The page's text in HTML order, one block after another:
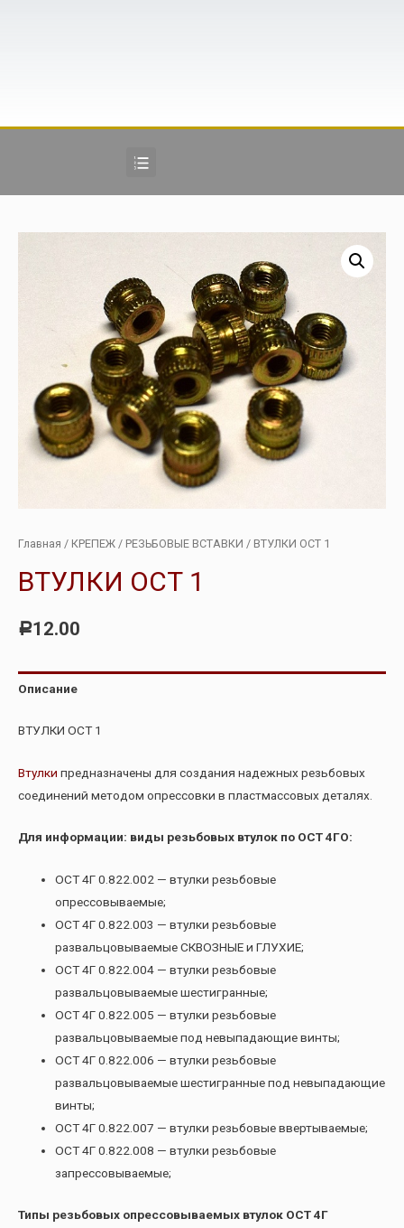
Главная / КРЕПЕЖ / РЕЗЬБОВЫЕ ВСТАВКИ / ВТУЛКИ ОСТ 1
ВТУЛКИ ОСТ 1
Р12.00
Описание
ВТУЛКИ ОСТ 1
Втулки предназначены для создания надежных резьбовых
соединений методом опрессовки в пластмассовых деталях.
Для информации: виды резьбовых втулок по ОСТ 4ГО:
ОСТ 4Г 0.822.002 — втулки резьбовые
опрессовываемые;
ОСТ 4Г 0.822.003 — втулки резьбовые
развальцовываемые СКВОЗНЫЕ и ГЛУХИЕ;
ОСТ 4Г 0.822.004 — втулки резьбовые
развальцовываемые шестигранные;
ОСТ 4Г 0.822.005 — втулки резьбовые
развальцовываемые под невыпадающие винты;
ОСТ 4Г 0.822.006 — втулки резьбовые
развальцовываемые шестигранные под невыпадающие
винты;
ОСТ 4Г 0.822.007 — втулки резьбовые ввертываемые;
ОСТ 4Г 0.822.008 — втулки резьбовые
запрессовываемые;
Типы резьбовых опрессовываемых втулок ОСТ 4Г